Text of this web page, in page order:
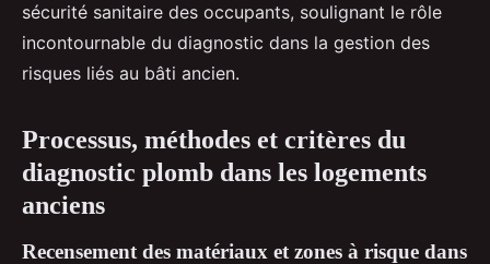
sécurité sanitaire des occupants, soulignant le rôle
incontournable du diagnostic dans la gestion des
risques liés au bâti ancien.
Processus, méthodes et critères du
diagnostic plomb dans les logements
anciens
Recensement des matériaux et zones à risque dans